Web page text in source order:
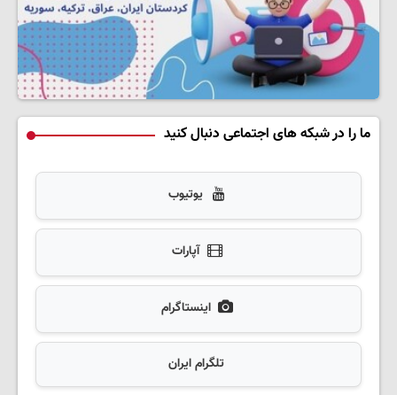
ما را در شبکه های اجتماعی دنبال کنید
یوتیوب
آپارات
اینستاگرام
تلگرام ایران